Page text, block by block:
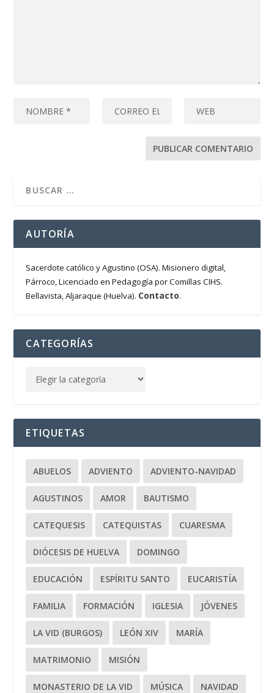
AUTORÍA
Sacerdote católico y Agustino (OSA). Misionero digital,
Párroco, Licenciado en Pedagogía por Comillas CIHS.
Bellavista, Aljaraque (Huelva). Contacto.
CATEGORÍAS
ETIQUETAS
ABUELOS ADVIENTO ADVIENTO-NAVIDAD
AGUSTINOS AMOR BAUTISMO
CATEQUESIS CATEQUISTAS CUARESMA
DIÓCESIS DE HUELVA DOMINGO
EDUCACIÓN ESPÍRITU SANTO EUCARISTÍA
FAMILIA FORMACIÓN IGLESIA JÓVENES
LA VID (BURGOS) LEÓN XIV MARÍA
MATRIMONIO MISIÓN
MONASTERIO DE LA VID MÚSICA NAVIDAD